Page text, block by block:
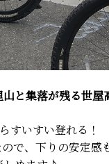
と集落が残る世
すいすい登れる！
で、下りの安定感